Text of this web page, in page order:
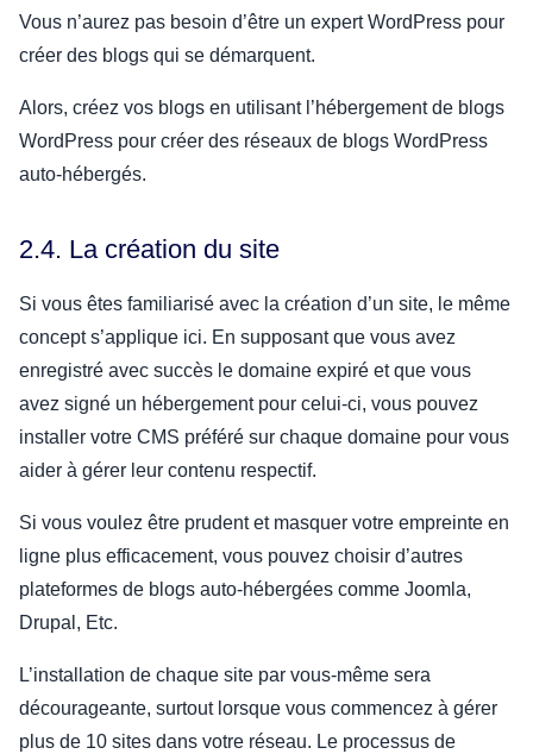
Vous n’aurez pas besoin d’être un expert WordPress pour
créer des blogs qui se démarquent.
Alors, créez vos blogs en utilisant l’hébergement de blogs
WordPress pour créer des réseaux de blogs WordPress
auto-hébergés.
2.4. La création du site
Si vous êtes familiarisé avec la création d’un site, le même
concept s’applique ici. En supposant que vous avez
enregistré avec succès le domaine expiré et que vous
avez signé un hébergement pour celui-ci, vous pouvez
installer votre CMS préféré sur chaque domaine pour vous
aider à gérer leur contenu respectif.
Si vous voulez être prudent et masquer votre empreinte en
ligne plus efficacement, vous pouvez choisir d’autres
plateformes de blogs auto-hébergées comme Joomla,
Drupal, Etc.
L’installation de chaque site par vous-même sera
décourageante, surtout lorsque vous commencez à gérer
plus de 10 sites dans votre réseau. Le processus de